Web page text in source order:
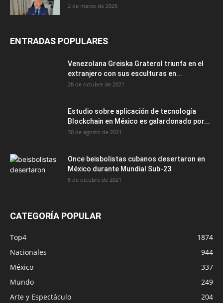
2 de marzo de 2026
ENTRADAS POPULARES
Venezolana Greiska Graterol triunfa en el
extranjero con sus esculturas en...
28 de octubre de 2021
Estudio sobre aplicación de tecnología
Blockchain en México es galardonado por...
30 de agosto de 2021
Once beisbolistas cubanos desertaron en
México durante Mundial Sub-23
5 de octubre de 2021
CATEGORÍA POPULAR
Top4
1874
Nacionales
944
México
337
Mundo
249
Arte y Espectáculo
204